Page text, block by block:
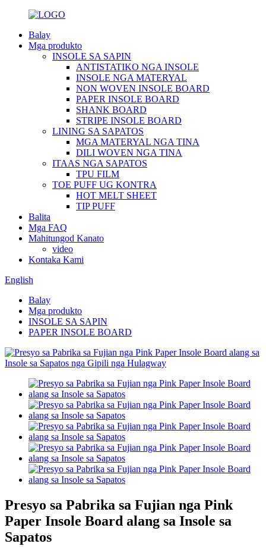
Balay
Mga produkto
INSOLE SA SAPIN
ANTISTATIKO NGA INSOLE
INSOLE NGA MATERYAL
NON WOVEN INSOLE BOARD
PAPER INSOLE BOARD
SHANK BOARD
STRIPE INSOLE BOARD
LINING SA SAPATOS
MGA MATERYAL NGA TINA
DILI WOVEN NGA TINA
ITAAS NGA SAPATOS
TPU FILM
TOE PUFF UG KONTRA
HOT MELT SHEET
TIP PUFF
Balita
Mga FAQ
Mahitungod Kanato
video
Kontaka Kami
English
Balay
Mga produkto
INSOLE SA SAPIN
PAPER INSOLE BOARD
Presyo sa Pabrika sa Fujian nga Pink
Paper Insole Board alang sa Insole sa
Sapatos